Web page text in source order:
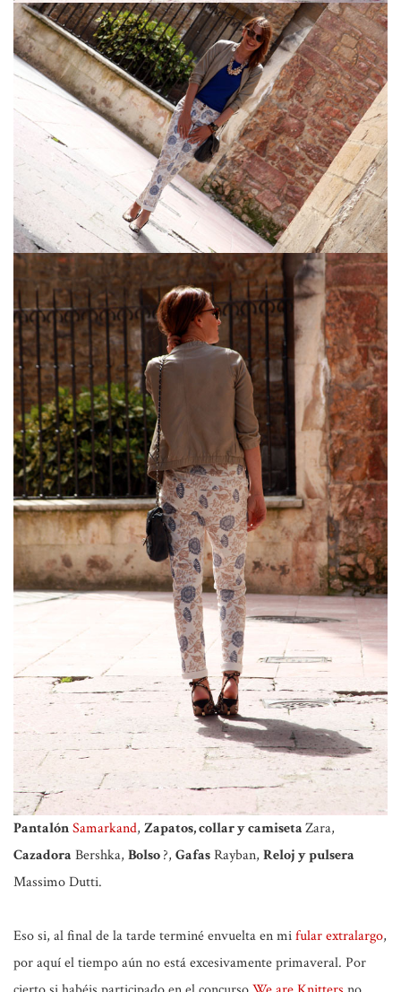
PantalónSamarkand, Zapatos, collar y camisetaZara,
Cazadora Bershka, Bolso?, GafasRayban, Reloj y pulsera
Massimo Dutti.
Eso si, al final de la tarde terminé envuelta en mifular extralargo,
por aquí el tiempo aún no está excesivamente primaveral. Por